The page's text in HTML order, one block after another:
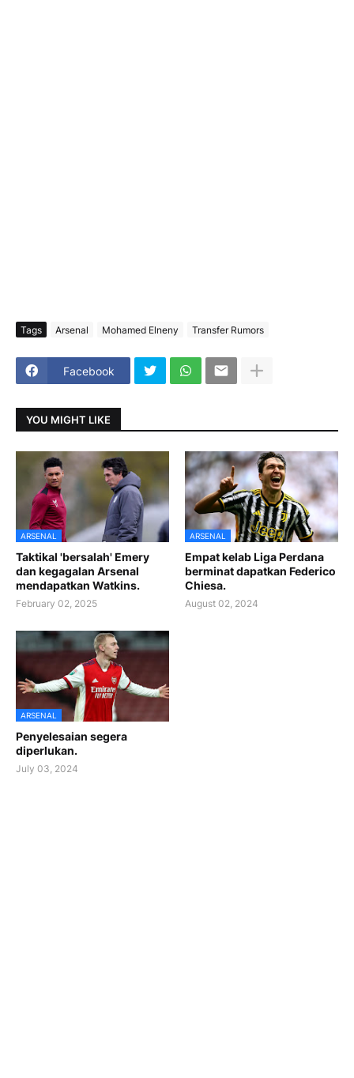
Tags Arsenal Mohamed Elneny Transfer Rumors
Facebook
YOU MIGHT LIKE
ARSENAL
Taktikal 'bersalah' Emery
dan kegagalan Arsenal
mendapatkan Watkins.
February 02, 2025
ARSENAL
Empat kelab Liga Perdana
berminat dapatkan Federico
Chiesa.
August 02, 2024
ARSENAL
Penyelesaian segera
diperlukan.
July 03, 2024